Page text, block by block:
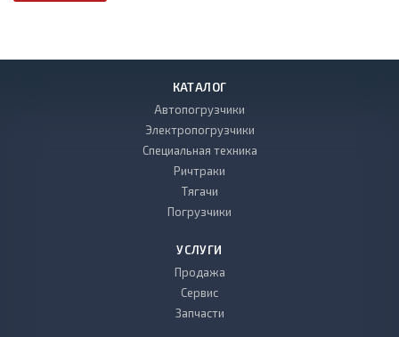
КАТАЛОГ
Автопогрузчики
Электропогрузчики
Специальная техника
Ричтраки
Тягачи
Погрузчики
УСЛУГИ
Продажа
Сервис
Запчасти